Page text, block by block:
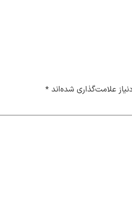
علامت‌گذاری شده‌اند *